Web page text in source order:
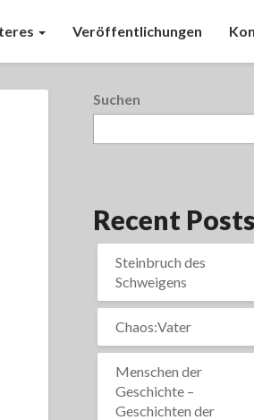
Veröffentlichungen
Suchen
Recent Posts
Steinbruch des
Schweigens
Chaos:Vater
Menschen der
Geschichte –
Geschichten der